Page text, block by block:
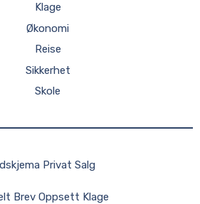
Klage
Økonomi
Reise
Sikkerhet
Skole
Privat Salg
Brev Oppsett Klage